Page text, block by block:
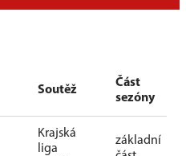
Soutěž
Část
sezóny
Krajská
liga
základní